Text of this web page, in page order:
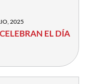
2025
EL DÍA